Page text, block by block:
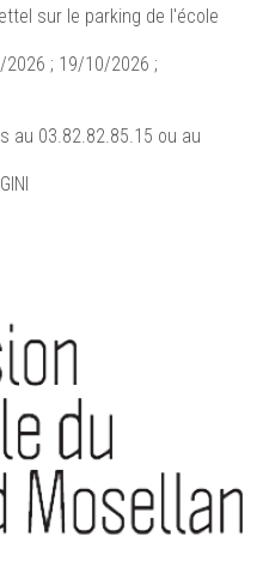
sur le parking de l'école
; 19/10/2026 ;
au 03.82.82.85.15 ou au